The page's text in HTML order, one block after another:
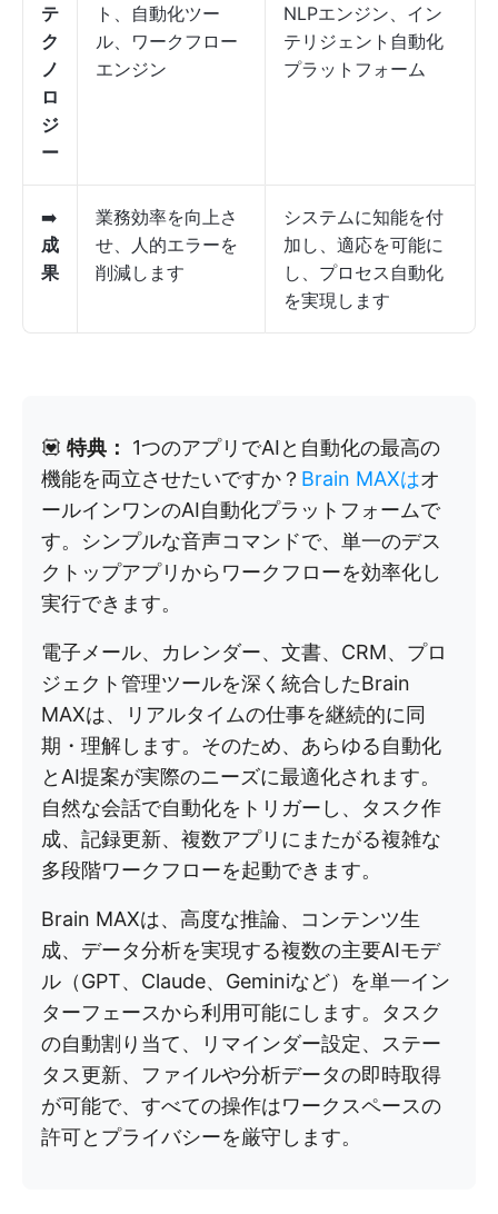
テ
ク
ノ
ロ
ジ
ー
ト、自動化ツー
ル、ワークフロー
エンジン
NLPエンジン、イン
テリジェント自動化
プラットフォーム
➡️
成
果
業務効率を向上さ
せ、人的エラーを
削減します
システムに知能を付
加し、適応を可能に
し、プロセス自動化
を実現します
💟 特典：
1つのアプリでAIと自動化の最高の
機能を両立させたいですか？ Brain MAXはオ
ールインワンのAI自動化プラットフォームで
す。シンプルな音声コマンドで、単一のデス
クトップアプリからワークフローを効率化し
実行できます。
電子メール、カレンダー、文書、CRM、プロ
ジェクト管理ツールを深く統合したBrain
MAXは、リアルタイムの仕事を継続的に同
期・理解します。そのため、あらゆる自動化
とAI提案が実際のニーズに最適化されます。
自然な会話で自動化をトリガーし、タスク作
成、記録更新、複数アプリにまたがる複雑な
多段階ワークフローを起動できます。
Brain MAXは、高度な推論、コンテンツ生
成、データ分析を実現する複数の主要AIモデ
ル（GPT、Claude、Geminiなど）を単一イン
ターフェースから利用可能にします。タスク
の自動割り当て、リマインダー設定、ステー
タス更新、ファイルや分析データの即時取得
が可能で、すべての操作はワークスペースの
許可とプライバシーを厳守します。